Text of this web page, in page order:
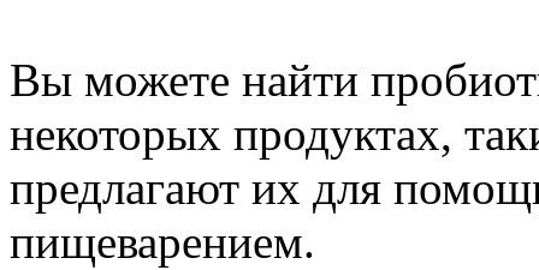
Вы можете найти
некоторых продуктах,
предлагают их для
пищеварением.